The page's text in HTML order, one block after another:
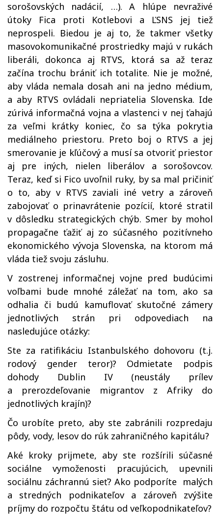
sorošovských nadácií, …). A hlúpe nevraživé
útoky Fica proti Kotlebovi a ĽSNS jej tiež
neprospeli. Biedou je aj to, že takmer všetky
masovokomunikačné prostriedky majú v rukách
liberáli, dokonca aj RTVS, ktorá sa až teraz
začína trochu brániť ich totalite. Nie je možné,
aby vláda nemala dosah ani na jedno médium,
a aby RTVS ovládali nepriatelia Slovenska. Ide
zúrivá informačná vojna a vlastenci v nej ťahajú
za veľmi krátky koniec, čo sa týka pokrytia
mediálneho priestoru. Preto boj o RTVS a jej
smerovanie je kľúčový a musí sa otvoriť priestor
aj pre iných, nielen liberálov a sorošovcov.
Teraz, keď si Fico uvoľnil ruky, by sa mal pričiniť
o to, aby v RTVS zaviali iné vetry a zároveň
zabojovať o prinavrátenie pozícií, ktoré stratil
v dôsledku strategických chýb. Smer by mohol
propagačne ťažiť aj zo súčasného pozitívneho
ekonomického vývoja Slovenska, na ktorom má
vláda tiež svoju zásluhu.
V zostrenej informačnej vojne pred budúcimi
voľbami bude mnohé záležať na tom, ako sa
odhalia či budú kamuflovať skutočné zámery
jednotlivých strán pri odpovediach na
nasledujúce otázky:
Ste za ratifikáciu Istanbulského dohovoru (t.j.
rodový gender teror)? Odmietate podpis
dohody Dublin IV (neustály prílev
a prerozdeľovanie migrantov z Afriky do
jednotlivých krajín)?
Čo urobíte preto, aby ste zabránili rozpredaju
pôdy, vody, lesov do rúk zahraničného kapitálu?
Aké kroky prijmete, aby ste rozšírili súčasné
sociálne vymoženosti pracujúcich, upevnili
sociálnu záchrannú sieť? Ako podporíte malých
a stredných podnikateľov a zároveň zvýšite
príjmy do rozpočtu štátu od veľkopodnikateľov?